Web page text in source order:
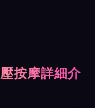
按摩詳細介